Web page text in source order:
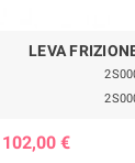
LEVA
102,00 €